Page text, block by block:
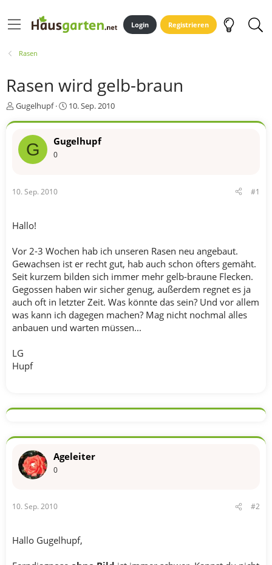
Login Registrieren
Rasen
Rasen wird gelb-braun
E
e
r
Gugelhupf
E
t
e
10. Sep. 2010
G Gugelhupf
0
10. Sep. 2010 #1
Hallo!
Vor 2-3 Wochen hab ich unseren Rasen neu angebaut.
Gewachsen ist er recht gut, hab auch schon öfters gemäht.
Seit kurzem bilden sich immer mehr gelb-braune Flecken.
Gegossen haben wir sicher genug, außerdem regnet es ja
auch oft in letzter Zeit. Was könnte das sein? Und vor allem
was kann ich dagegen machen? Mag nicht nochmal alles
anbauen und warten müssen...
LG
Hupf
Ageleiter
0
10. Sep. 2010 #2
Hallo Gugelhupf,